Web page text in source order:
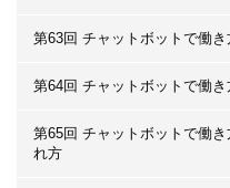
第63回 チャットボットで働
第64回 チャットボットで働
第65回 チャットボットで働
れ方